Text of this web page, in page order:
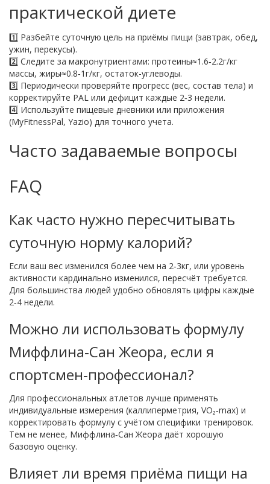
практической диете
1️⃣ Разбейте суточную цель на приёмы пищи (завтрак, обед,
ужин, перекусы).
2️⃣ Следите за макронутриентами: протеины≈1.6‑2.2г/кг
массы, жиры≈0.8‑1г/кг, остаток-углеводы.
3️⃣ Периодически проверяйте прогресс (вес, состав тела) и
корректируйте PAL или дефицит каждые 2‑3 недели.
4️⃣ Используйте пищевые дневники или приложения
(MyFitnessPal, Yazio) для точного учета.
Часто задаваемые вопросы
FAQ
Как часто нужно пересчитывать
суточную норму калорий?
Если ваш вес изменился более чем на 2‑3кг, или уровень
активности кардинально изменился, пересчёт требуется.
Для большинства людей удобно обновлять цифры каждые
2‑4 недели.
Можно ли использовать формулу
Миффлина‑Сан Жеора, если я
спортсмен‑профессионал?
Для профессиональных атлетов лучше применять
индивидуальные измерения (каллиперметрия, VO₂‑max) и
корректировать формулу с учётом специфики тренировок.
Тем не менее, Миффлина‑Сан Жеора даёт хорошую
базовую оценку.
Влияет ли время приёма пищи на